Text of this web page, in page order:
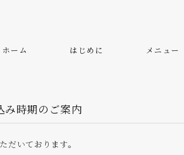
ホーム はじめに メニュー
み時期のご案内
だいております。